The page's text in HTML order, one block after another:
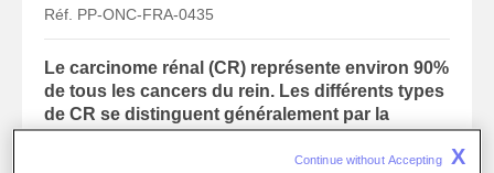
Réf. PP-ONC-FRA-0435
Le carcinome rénal (CR) représente environ 90%
de tous les cancers du rein. Les différents types
de CR se distinguent généralement par la
manière dont les cellules cancéreuses
apparaissent sous un microscope(2) .
Continue without Accepting X